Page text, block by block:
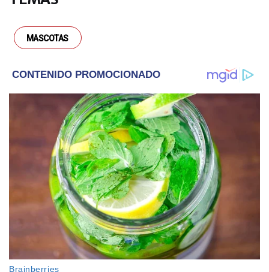
MASCOTAS
LIFESTYLE
Qué pasa si empezás a comer más
lento: el hábito simple que puede
cambiar tus comidas
LIFESTYLE
Qué significa cuando las hojas de
una planta empiezan a enrollarse
hacia adentro
LIFESTYLE
5 formas simples de hacer que tu
día se sienta más lindo sin cambiar
tu rutina